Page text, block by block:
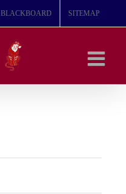
BLACKBOARD SITEMAP